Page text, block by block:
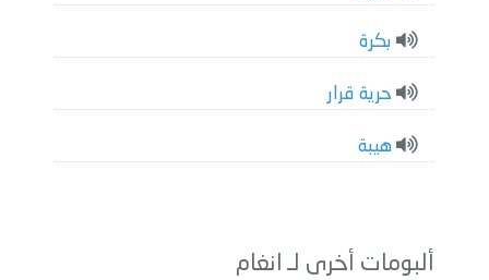
بكرة
حرية قرار
هيبة
ألبومات أخرى لـ انغام